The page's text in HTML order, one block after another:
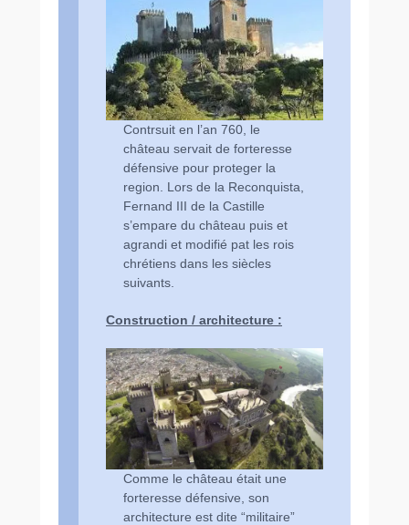
Contrsuit en l’an 760, le
château servait de forteresse
défensive pour proteger la
region. Lors de la Reconquista,
Fernand III de la Castille
s’empare du château puis et
agrandi et modifié pat les rois
chrétiens dans les siècles
suivants.
Construction / architecture :
Comme le château était une
forteresse défensive, son
architecture est dite “militaire”